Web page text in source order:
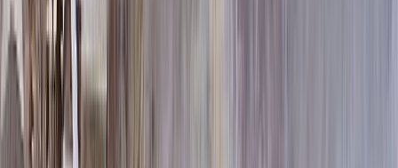
70x100x10 15x110x20
129 600 ₽
80x120x8 15x130x20
145 960 ₽
80x120x10 15x130x20
169 000 ₽
196 900 ₽
100x140x10 15x150x20